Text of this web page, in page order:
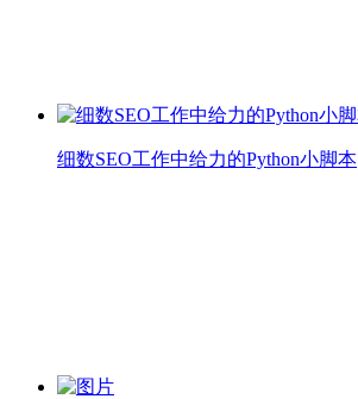
细数SEO工作中给力的Python小脚本